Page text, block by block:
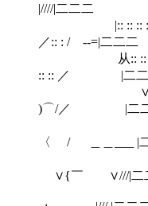
|////|二二二
|:: :: :: :|::
／:: : / ‐-=|二二二
从:: ::
:: :: ／ |二二
∨:: |::
)⌒/／ |二二
|: |::
〈 / ＿＿___ |
|: |:: ::
∨{￣ ∨///|二
|:/::